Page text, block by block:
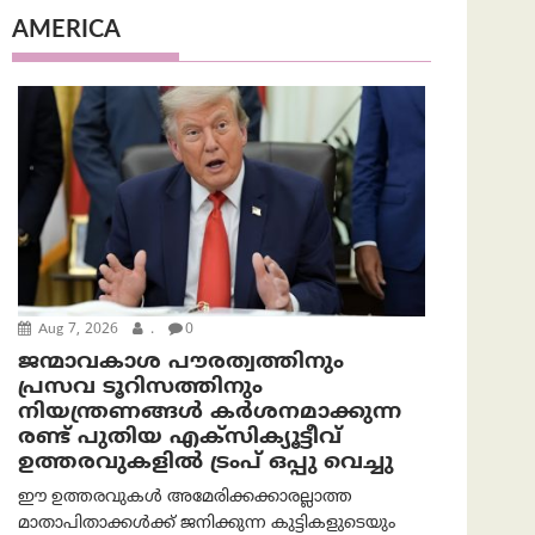
AMERICA
Aug 7, 2026 . 0
ജന്മാവകാശ പൗരത്വത്തിനും
പ്രസവ ടൂറിസത്തിനും
നിയന്ത്രണങ്ങൾ കർശനമാക്കുന്ന
രണ്ട് പുതിയ എക്സിക്യൂട്ടീവ്
ഉത്തരവുകളിൽ ട്രംപ് ഒപ്പു വെച്ചു
ഈ ഉത്തരവുകൾ അമേരിക്കക്കാരല്ലാത്ത
മാതാപിതാക്കൾക്ക് ജനിക്കുന്ന കുട്ടികളുടെയും